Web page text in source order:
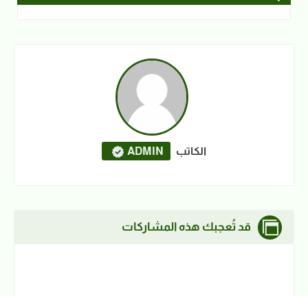
الكاتب ADMIN
قد تُعجبك هذه المشاركات